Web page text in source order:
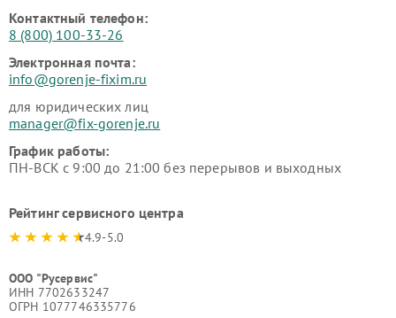
Контактный телефон:
8 (800) 100-33-26
Электронная почта:
info@gorenje-fixim.ru
для юридических лиц
manager@fix-gorenje.ru
График работы:
ПН-ВСК с 9:00 до 21:00 без перерывов и выходных
Рейтинг сервисного центра
4.9-5.0
ООО "Русервис"
ИНН 7702633247
ОГРН 1077746335776